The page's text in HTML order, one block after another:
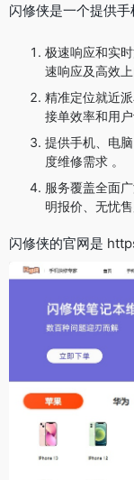
闪修侠是一个提供
极速响应和实
速响应及高效上
精准定位就近
接单效率和用户
提供手机、电
度维修需求 。
服务覆盖全面
明报价、无忧售
闪修侠的官网是